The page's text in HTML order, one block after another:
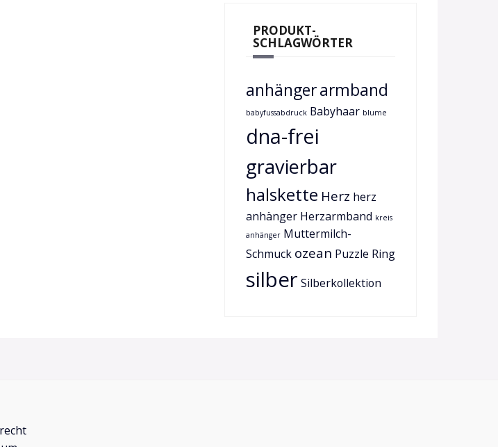
PRODUKT-
SCHLAGWÖRTER
anhängerarmband
babyfussabdruck Babyhaar blume
dna-frei
gravierbar
halskette Herz herz
anhänger Herzarmband kreis
anhänger Muttermilch-
Schmuck ozean Puzzle Ring
silber Silberkollektion